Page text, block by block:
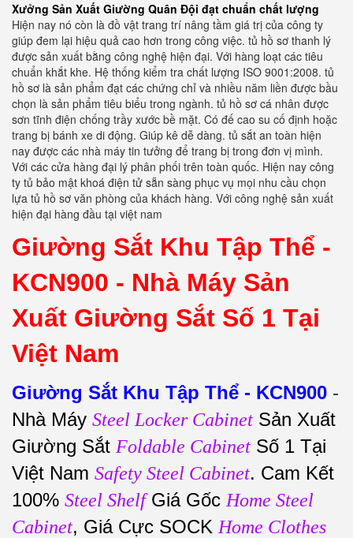
Xưởng Sản Xuất Giường Quân Đội đạt chuẩn chất lượng
Hiện nay nó còn là đồ vật trang trí nâng tầm giá trị của công ty
giúp đem lại hiệu quả cao hơn trong công việc. tủ hồ sơ thanh lý
được sản xuất bằng công nghệ hiện đại. Với hàng loạt các tiêu
chuẩn khắt khe. Hệ thống kiểm tra chất lượng ISO 9001:2008. tủ
hồ sơ là sản phẩm đạt các chứng chỉ và nhiều năm liền được bầu
chọn là sản phẩm tiêu biểu trong ngành. tủ hồ sơ cá nhân được
sơn tĩnh điện chống trầy xước bề mặt. Có đế cao su cố định hoặc
trang bị bánh xe di động. Giúp kê dễ dàng. tủ sắt an toàn hiện
nay được các nhà máy tin tưởng để trang bị trong đơn vị mình.
Với các cửa hàng đại lý phân phối trên toàn quốc. Hiện nay công
ty tủ bảo mật khoá điện tử sẵn sàng phục vụ mọi nhu cầu chọn
lựa tủ hồ sơ văn phòng của khách hàng. Với công nghệ sản xuất
hiện đại hàng đầu tại việt nam
Giường Sắt Khu Tập Thể -
KCN900 - Nhà Máy Sản
Xuất Giường Sắt Số 1 Tại
Việt Nam
Giường Sắt Khu Tập Thể - KCN900 -
Nhà Máy Steel Locker Cabinet Sản Xuất
Giường Sắt Foldable Cabinet Số 1 Tại
Việt Nam Safety Steel Cabinet. Cam Kết
100% Steel ShelfGiá Gốc Home Steel
Cabinet, Giá Cực SOCK Home Clothes